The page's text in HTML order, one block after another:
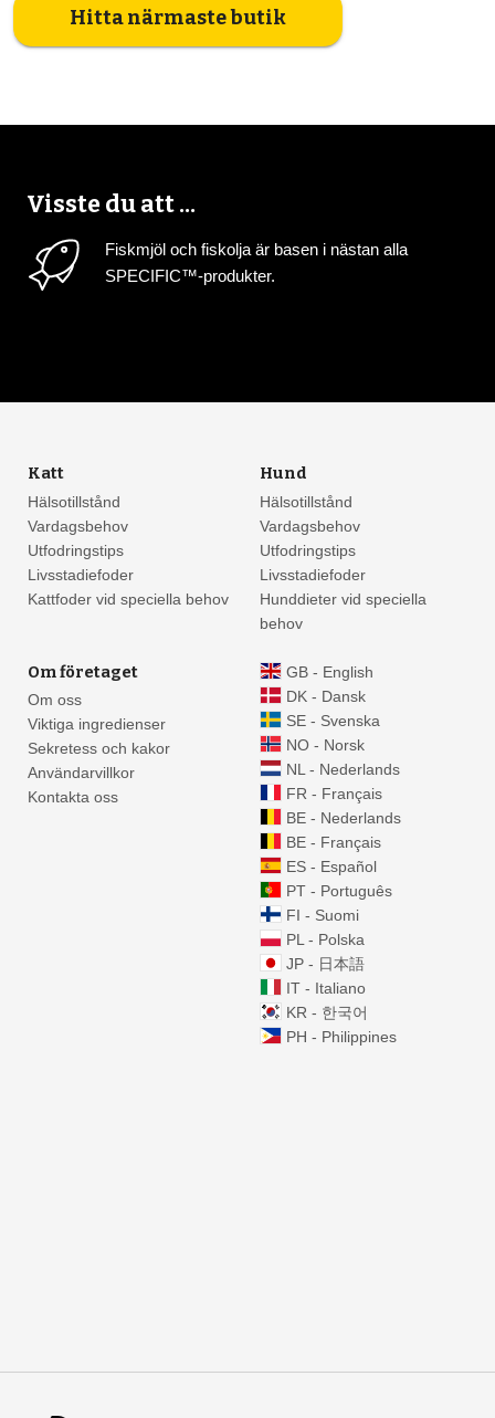
47
15
Hitta närmaste butik
Visste du att ...
Fiskmjöl och fiskolja är basen i nästan alla
SPECIFIC™-produkter.
Katt
Hälsotillstånd
Vardagsbehov
Utfodringstips
Livsstadiefoder
Kattfoder vid speciella behov
Hund
Hälsotillstånd
Vardagsbehov
Utfodringstips
Livsstadiefoder
Hunddieter vid speciella
behov
Om företaget
Om oss
Viktiga ingredienser
Sekretess och kakor
Användarvillkor
Kontakta oss
GB - English
DK - Dansk
SE - Svenska
NO - Norsk
NL - Nederlands
FR - Français
BE - Nederlands
BE - Français
ES - Español
PT - Português
FI - Suomi
PL - Polska
JP - 日本語
IT - Italiano
KR - 한국어
PH - Philippines